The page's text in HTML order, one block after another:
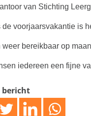
van Stichting
de voorjaarsvakantie is
bereikbaar op
iedereen een fijne
bericht